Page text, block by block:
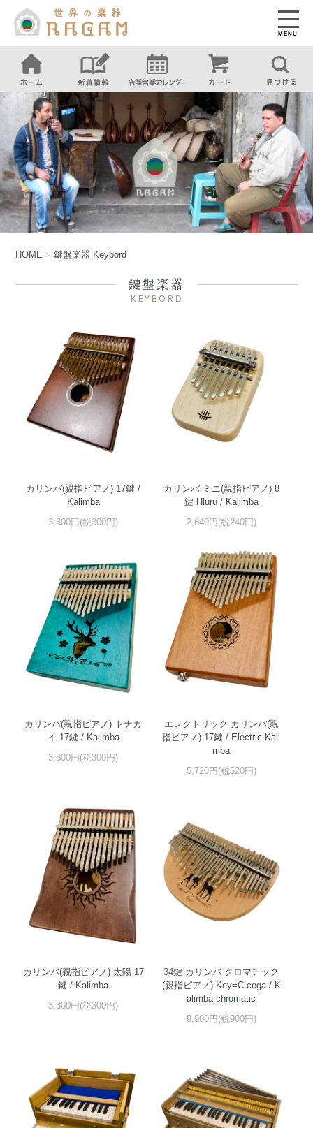
MENU
HOME >鍵盤楽器 Keybord
鍵盤楽器
KEYBORD
カリンバ(親指ピアノ) 17鍵 /
Kalimba
3,300円(税300円)
カリンバ ミニ(親指ピアノ) 8
鍵 Hluru / Kalimba
2,640円(税240円)
カリンバ(親指ピアノ) トナカ
イ 17鍵 / Kalimba
3,300円(税300円)
エレクトリック カリンバ(親
指ピアノ) 17鍵 / Electric Kali
mba
5,720円(税520円)
カリンバ(親指ピアノ) 太陽 17
鍵 / Kalimba
3,300円(税300円)
34鍵 カリンバ クロマチック
(親指ピアノ) Key=C cega / K
alimba chromatic
9,900円(税900円)